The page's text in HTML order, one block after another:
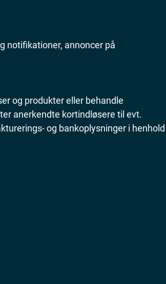
notifikationer, annoncer på
og produkter eller behandle
anerkendte kortindløsere til evt.
og bankoplysninger i henhold